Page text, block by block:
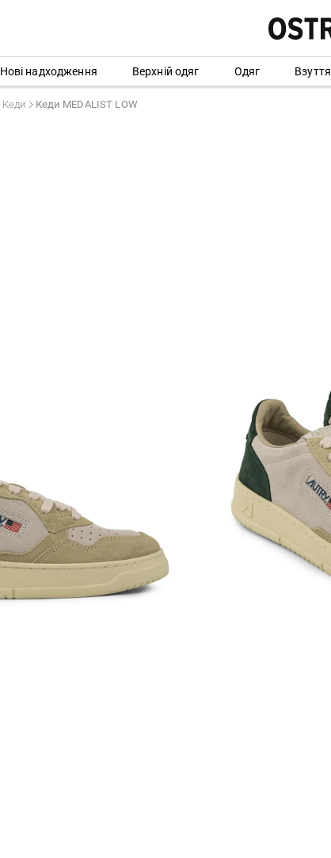
Нові надходження Верхній одяг Одяг Взуття
Кеди Кеди MEDALIST LOW